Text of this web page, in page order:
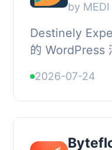
by MEDI
Destinely
的 WordPress
可以輕鬆瀏覽
店帶來額外的...
2026-07-24